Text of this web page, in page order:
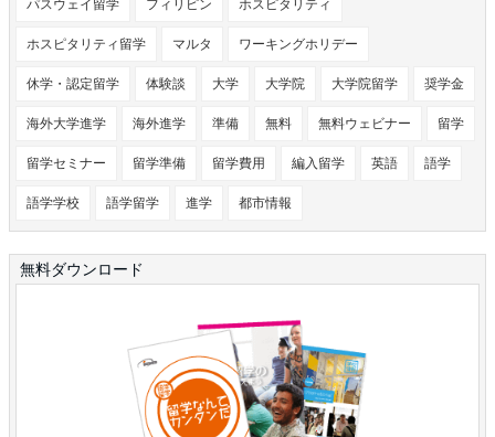
パスウェイ留学 フィリピン ホスピタリティ
ホスピタリティ留学 マルタ ワーキングホリデー
休学・認定留学 体験談 大学 大学院 大学院留学 奨学金
海外大学進学 海外進学 準備 無料 無料ウェビナー 留学
留学セミナー 留学準備 留学費用 編入留学 英語 語学
語学学校 語学留学 進学 都市情報
無料ダウンロード